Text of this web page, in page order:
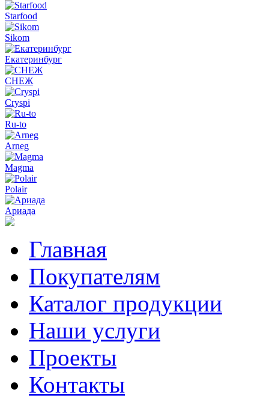
Starfood
Sikom
Екатеринбург
СНЕЖ
Cryspi
Ru-to
Arneg
Magma
Polair
Ариада
Главная
Покупателям
Каталог продукции
Наши услуги
Проекты
Контакты